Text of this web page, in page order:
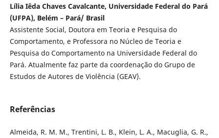
Lília Iêda Chaves Cavalcante, Universidade Federal do Pará
(UFPA), Belém – Pará/ Brasil
Assistente Social, Doutora em Teoria e Pesquisa do
Comportamento, e Professora no Núcleo de Teoria e
Pesquisa do Comportamento na Universidade Federal do
Pará. Atualmente faz parte da coordenação do Grupo de
Estudos de Autores de Violência (GEAV).
Referências
Almeida, R. M. M., Trentini, L. B., Klein, L. A., Macuglia, G. R.,